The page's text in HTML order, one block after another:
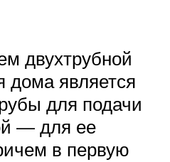
двухтрубной
дома является
для подачи
— для ее
в первую